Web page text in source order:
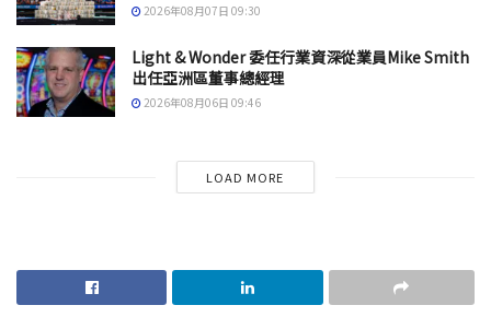
2026年08月07日 09:30
Light & Wonder 委任行業資深從業員Mike Smith
出任亞洲區董事總經理
2026年08月06日 09:46
LOAD MORE